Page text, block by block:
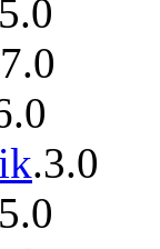
.0
7.0
.0
.3.0
5.0